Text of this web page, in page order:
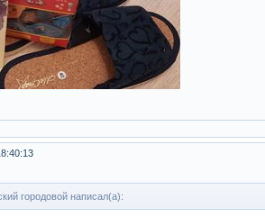
городовой написал(а):